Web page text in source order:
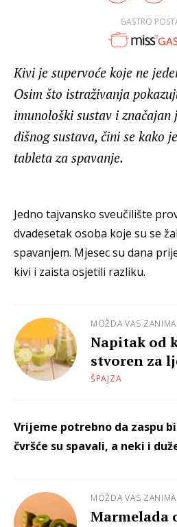
GASTRO
Kivi je supervoće koje ne
Osim što istraživanja
imunološki sustav i
dišnog sustava, čini se kako
tableta za spavanje.
Jedno tajvansko sveučilište
dvadesetak osoba koje su se
spavanjem. Mjesec su dana
kivi i zaista osjetili razliku.
MOŽDA VAS
Napitak od
stvoren za
ŠPAJZA
Vrijeme potrebno da zaspu
čvršće su spavali, a neki i
MOŽDA VAS
Marmelada